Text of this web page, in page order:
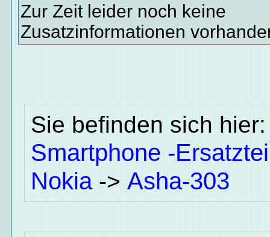
Zur Zeit leider noch keine
Zusatzinformationen
Sie befinden sich
Smartphone -
Nokia->Asha-303